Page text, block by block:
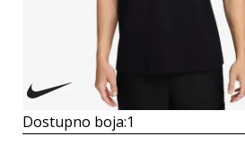
Dostupno boja:1